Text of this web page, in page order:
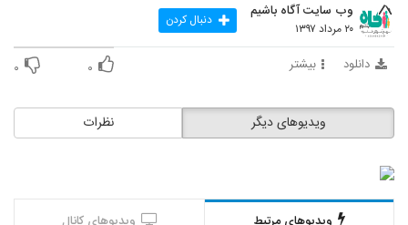
وب سایت آگاه باشیم
۲۰ مرداد ۱۳۹۷ دنبال کردن
دانلود بیشتر ۰ ۰
نظرات ویدیوهای دیگر